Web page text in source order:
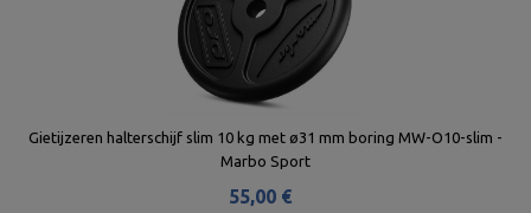
Gietijzeren halterschijf slim 10 kg met ø31 mm boring MW-O10-slim -
Marbo Sport
55,00 €